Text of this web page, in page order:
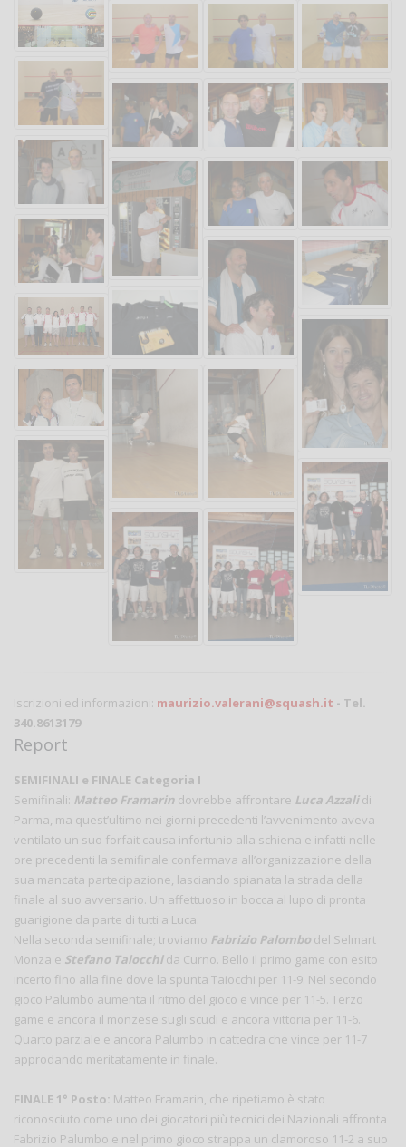
Iscrizioni ed informazioni: maurizio.valerani@squash.it - Tel.
340.8613179
Report
SEMIFINALI e FINALE Categoria I
Semifinali: Matteo Framarin dovrebbe affrontare Luca Azzalidi
Parma, ma quest’ultimo nei giorni precedenti l’avvenimento aveva
ventilato un suo forfait causa infortunio alla schiena e infatti nelle
ore precedenti la semifinale confermava all’organizzazione della
sua mancata partecipazione, lasciando spianata la strada della
finale al suo avversario. Un affettuoso in bocca al lupo di pronta
guarigione da parte di tutti a Luca.
Nella seconda semifinale; troviamo Fabrizio Palombo del Selmart
Monza e Stefano Taiocchida Curno. Bello il primo game con esito
incerto fino alla fine dove la spunta Taiocchi per 11-9. Nel secondo
gioco Palumbo aumenta il ritmo del gioco e vince per 11-5. Terzo
game e ancora il monzese sugli scudi e ancora vittoria per 11-6.
Quarto parziale e ancora Palumbo in cattedra che vince per 11-7
approdando meritatamente in finale.
FINALE 1° Posto: Matteo Framarin, che ripetiamo è stato
riconosciuto come uno dei giocatori più tecnici dei Nazionali affronta
Fabrizio Palumbo e nel primo gioco strappa un clamoroso 11-2 a suo